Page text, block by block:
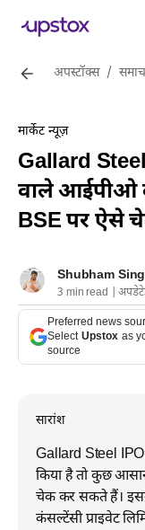
अपस्टॉक्स /
मार्केट न्यूज़
Gallard
वाले आईपीओ
BSE पर ऐसे
Shubham
3 min read |
Preferred news
Select Upstox as
source
सारांश
Gallard Steel
किया है तो कुछ
चेक कर सकते हैं।
कंसल्टेंसी प्राइवेट